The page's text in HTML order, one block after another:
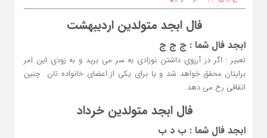
فال ابجد متولدین اردیبهشت
ابجد فال شما : ج ج ج
تعبیر : اگر در آرزوی داشتن نوزادی به سر می برید و به زودی این امر
برایتان محقق خواهد شد و یا برای یکی از اعضای خانواده تان چنین
اتفاقی رخ می دهد.
فال ابجد متولدین خرداد
ابجد فال شما : ب د ب